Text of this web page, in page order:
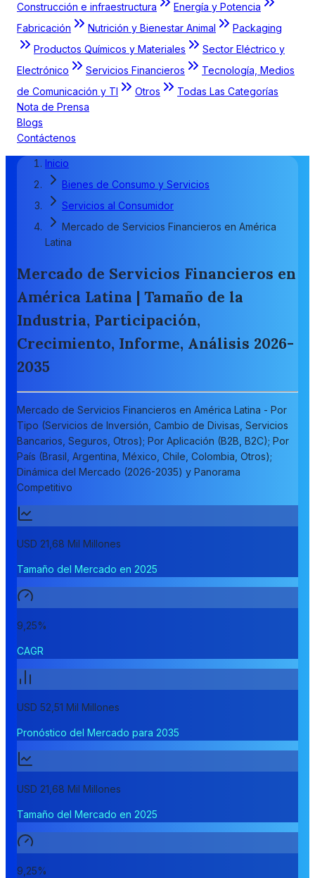
Construcción e infraestructura
Energía y Potencia
Fabricación
Nutrición y Bienestar Animal
Packaging
Productos Químicos y Materiales
Sector Eléctrico y
Electrónico
Servicios Financieros
Tecnología, Medios
de Comunicación y TI
Otros
Todas Las Categorías
Nota de Prensa
Blogs
Contáctenos
Inicio
Bienes de Consumo y Servicios
Servicios al Consumidor
Mercado de Servicios Financieros en América
Latina
Mercado de Servicios Financieros en
América Latina | Tamaño de la
Industria, Participación,
Crecimiento, Informe, Análisis 2026-
2035
Mercado de Servicios Financieros en América Latina - Por
Tipo (Servicios de Inversión, Cambio de Divisas, Servicios
Bancarios, Seguros, Otros); Por Aplicación (B2B, B2C); Por
País (Brasil, Argentina, México, Chile, Colombia, Otros);
Dinámica del Mercado (2026-2035) y Panorama
Competitivo
USD 21,68 Mil Millones
Tamaño del Mercado en 2025
9,25%
CAGR
USD 52,51 Mil Millones
Pronóstico del Mercado para 2035
USD 21,68 Mil Millones
Tamaño del Mercado en 2025
9,25%